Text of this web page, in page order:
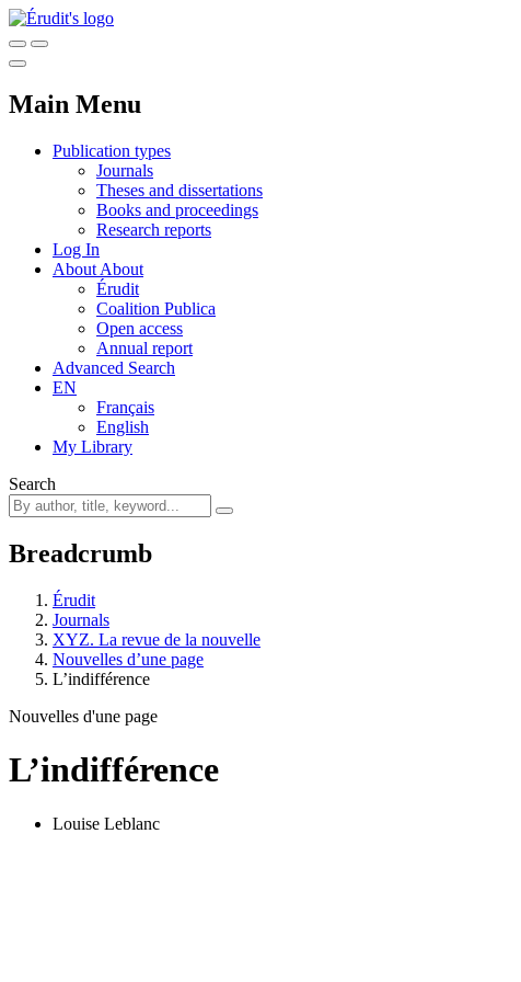
Main Menu
Publication types
Journals
Theses and dissertations
Books and proceedings
Research reports
Log In
About About
Érudit
Coalition Publica
Open access
Annual report
Advanced Search
EN
Français
English
My Library
Search
Breadcrumb
Érudit
Journals
XYZ. La revue de la nouvelle
Nouvelles d’une page
L’indifférence
Nouvelles d'une page
L’indifférence
Louise Leblanc